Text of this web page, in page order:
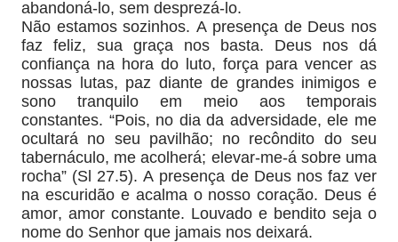
abandoná-lo, sem desprezá-lo.
Não estamos sozinhos. A presença de Deus nos
faz feliz, sua graça nos basta. Deus nos dá
confiança na hora do luto, força para vencer as
nossas lutas, paz diante de grandes inimigos e
sono tranquilo em meio aos temporais
constantes. “Pois, no dia da adversidade, ele me
ocultará no seu pavilhão; no recôndito do seu
tabernáculo, me acolherá; elevar-me-á sobre uma
rocha” (Sl 27.5). A presença de Deus nos faz ver
na escuridão e acalma o nosso coração. Deus é
amor, amor constante. Louvado e bendito seja o
nome do Senhor que jamais nos deixará.